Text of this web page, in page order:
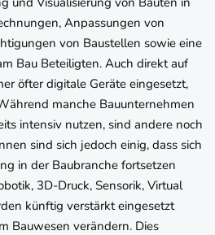
Anpassungen von
von Baustellen sowie eine
Bau Beteiligten. Auch direkt auf
öfter digitale Geräte eingesetzt,
manche Bauunternehmen
intensiv nutzen, sind andere noch
sind sich jedoch einig, dass sich
in der Baubranche fortsetzen
3D-Druck, Sensorik, Virtual
künftig verstärkt eingesetzt
Bauwesen verändern. Dies